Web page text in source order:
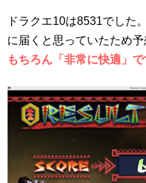
ドラクエ10は8531でした
に届くと思っていたため予
もちろん「非常に快適」で